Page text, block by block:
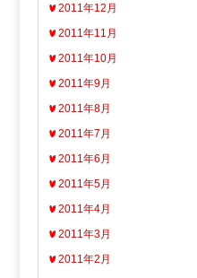
2011年12月
2011年11月
2011年10月
2011年9月
2011年8月
2011年7月
2011年6月
2011年5月
2011年4月
2011年3月
2011年2月